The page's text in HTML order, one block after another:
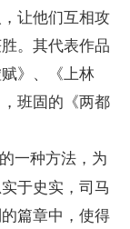
让他们互相攻
。其代表作品
》、《上林
班固的《两都
一种方法，为
于史实，司马
篇章中，使得